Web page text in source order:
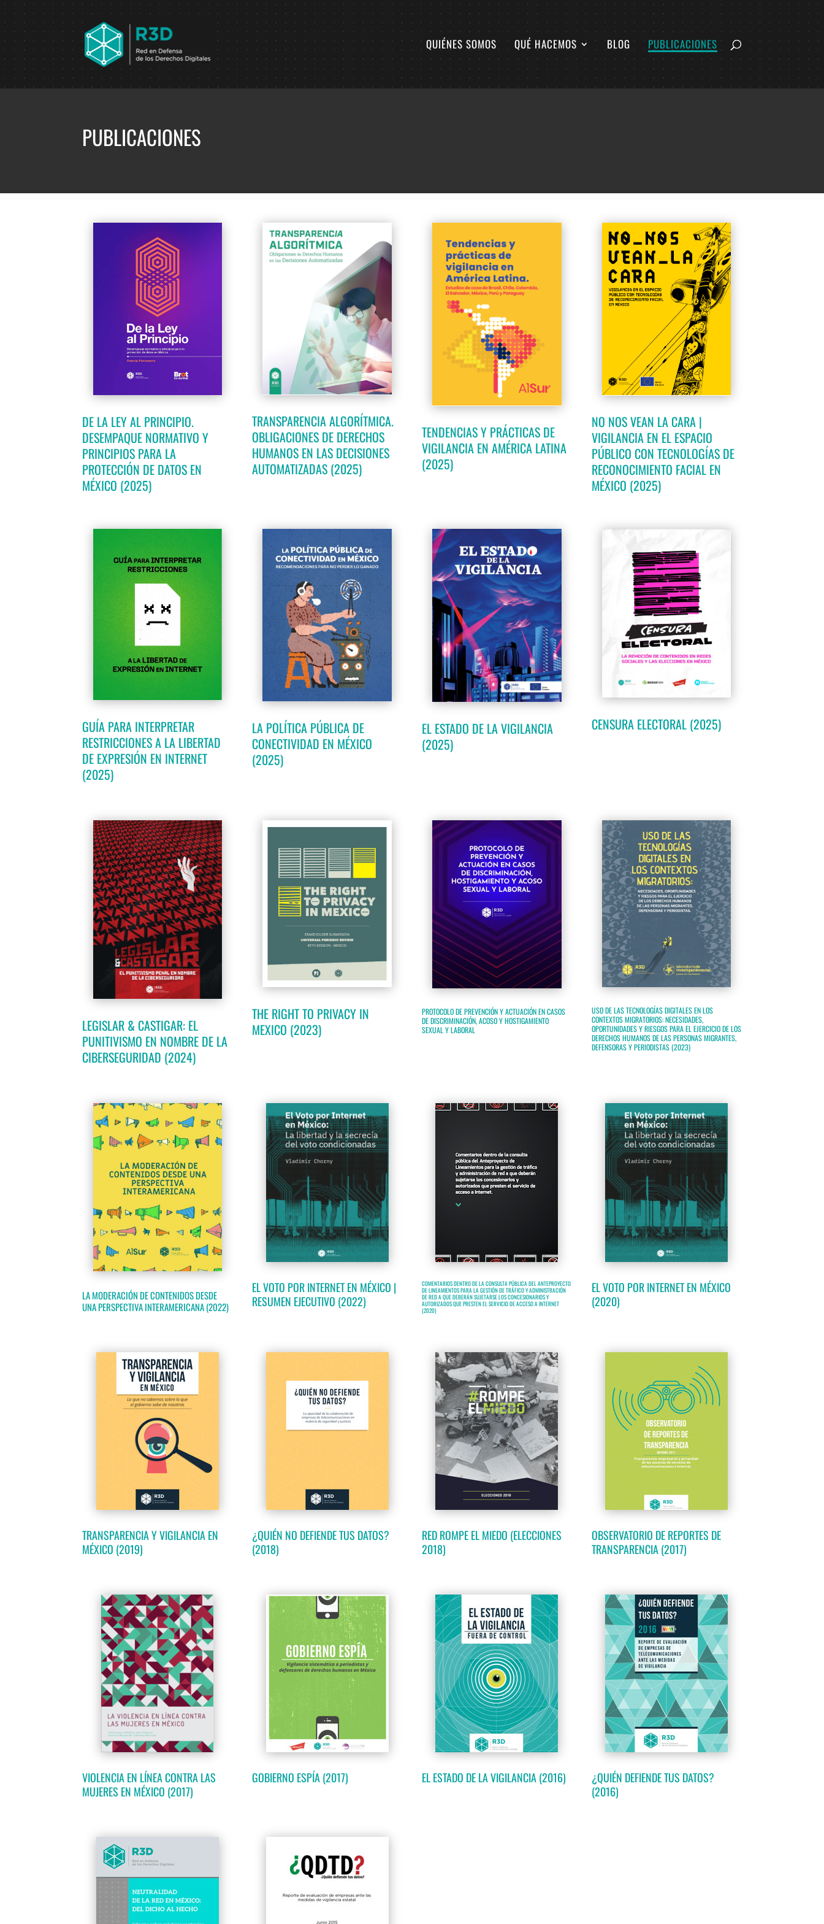
QUIÉNES SOMOS QUÉ HACEMOS BLOG PUBLICACIONES
PUBLICACIONES
DE LA LEY AL PRINCIPIO.
DESEMPAQUE NORMATIVO Y
PRINCIPIOS PARA LA
PROTECCIÓN DE DATOS EN
MÉXICO (2025)
TRANSPARENCIA ALGORÍTMICA.
OBLIGACIONES DE DERECHOS
HUMANOS EN LAS DECISIONES
AUTOMATIZADAS (2025)
TENDENCIAS Y PRÁCTICAS DE
VIGILANCIA EN AMÉRICA LATINA
(2025)
NO NOS VEAN LA CARA |
VIGILANCIA EN EL ESPACIO
PÚBLICO CON TECNOLOGÍAS DE
RECONOCIMIENTO FACIAL EN
MÉXICO (2025)
GUÍA PARA INTERPRETAR
RESTRICCIONES A LA LIBERTAD
DE EXPRESIÓN EN INTERNET
(2025)
LA POLÍTICA PÚBLICA DE
CONECTIVIDAD EN MÉXICO
(2025)
EL ESTADO DE LA VIGILANCIA
(2025)
CENSURA ELECTORAL (2025)
LEGISLAR & CASTIGAR: EL
PUNITIVISMO EN NOMBRE DE LA
CIBERSEGURIDAD (2024)
THE RIGHT TO PRIVACY IN
MEXICO (2023)
PROTOCOLO DE PREVENCIÓN Y ACTUACIÓN EN CASOS
DE DISCRIMINACIÓN, ACOSO Y HOSTIGAMIENTO
SEXUAL Y LABORAL
USO DE LAS TECNOLOGÍAS DIGITALES EN LOS
CONTEXTOS MIGRATORIOS: NECESIDADES,
OPORTUNIDADES Y RIESGOS PARA EL EJERCICIO DE LOS
DERECHOS HUMANOS DE LAS PERSONAS MIGRANTES,
DEFENSORAS Y PERIODISTAS (2023)
LA MODERACIÓN DE CONTENIDOS DESDE
UNA PERSPECTIVA INTERAMERICANA (2022)
EL VOTO POR INTERNET EN MÉXICO |
RESUMEN EJECUTIVO (2022)
COMENTARIOS DENTRO DE LA CONSULTA PÚBLICA DEL ANTEPROYECTO
DE LINEAMIENTOS PARA LA GESTIÓN DE TRÁFICO Y ADMINISTRACIÓN
DE RED A QUE DEBERÁN SUJETARSE LOS CONCESIONARIOS Y
AUTORIZADOS QUE PRESTEN EL SERVICIO DE ACCESO A INTERNET
(2020)
EL VOTO POR INTERNET EN MÉXICO
(2020)
TRANSPARENCIA Y VIGILANCIA EN
MÉXICO (2019)
¿QUIÉN NO DEFIENDE TUS DATOS?
(2018)
RED ROMPE EL MIEDO (ELECCIONES
2018)
OBSERVATORIO DE REPORTES DE
TRANSPARENCIA (2017)
VIOLENCIA EN LÍNEA CONTRA LAS
MUJERES EN MÉXICO (2017)
GOBIERNO ESPÍA (2017) EL ESTADO DE LA VIGILANCIA (2016)
¿QUIÉN DEFIENDE TUS DATOS?
(2016)